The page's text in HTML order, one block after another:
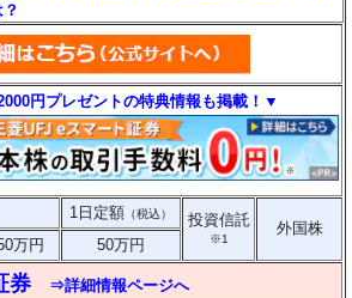
円プレゼントの特典情報も掲載！▼
1日定額 （税込） 投資信託
※1
外国株
万円 50万円
券 ⇒詳細情報ページへ